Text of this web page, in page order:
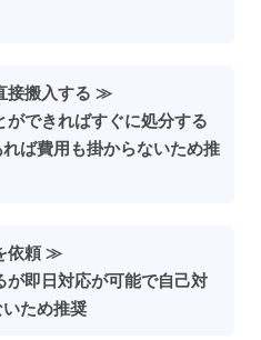
接搬入する ≫
できればすぐに処分する
ば費用も掛からないため推
依頼 ≫
即日対応が可能で自己対
ため推奨